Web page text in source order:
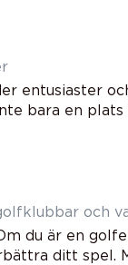
entusiaster
bara en
och
du är en
ditt spel.